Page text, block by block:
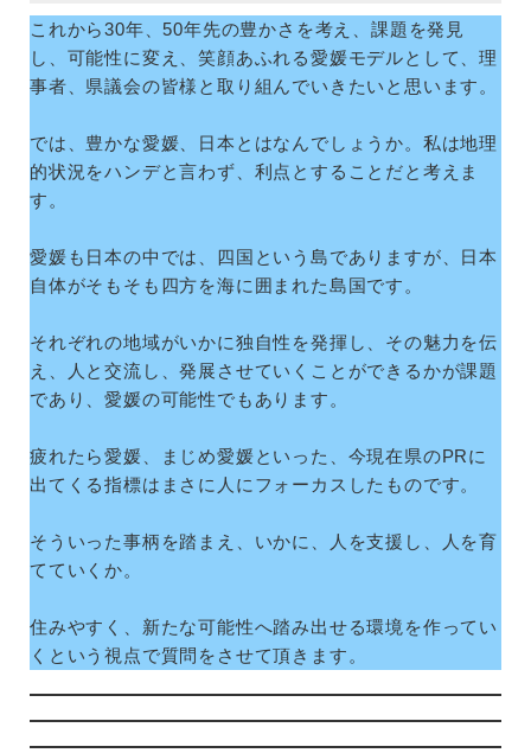
これから30年、50年先の豊かさを考え、課題を発見
し、可能性に変え、笑顔あふれる愛媛モデルとして、理
事者、県議会の皆様と取り組んでいきたいと思います。
では、豊かな愛媛、日本とはなんでしょうか。私は地理
的状況をハンデと言わず、利点とすることだと考えま
す。
愛媛も日本の中では、四国という島でありますが、日本
自体がそもそも四方を海に囲まれた島国です。
それぞれの地域がいかに独自性を発揮し、その魅力を伝
え、人と交流し、発展させていくことができるかが課題
であり、愛媛の可能性でもあります。
疲れたら愛媛、まじめ愛媛といった、今現在県のPRに
出てくる指標はまさに人にフォーカスしたものです。
そういった事柄を踏まえ、いかに、人を支援し、人を育
てていくか。
住みやすく、新たな可能性へ踏み出せる環境を作ってい
くという視点で質問をさせて頂きます。